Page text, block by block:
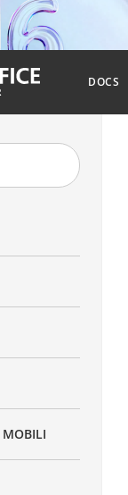
DOCS
MOBILI